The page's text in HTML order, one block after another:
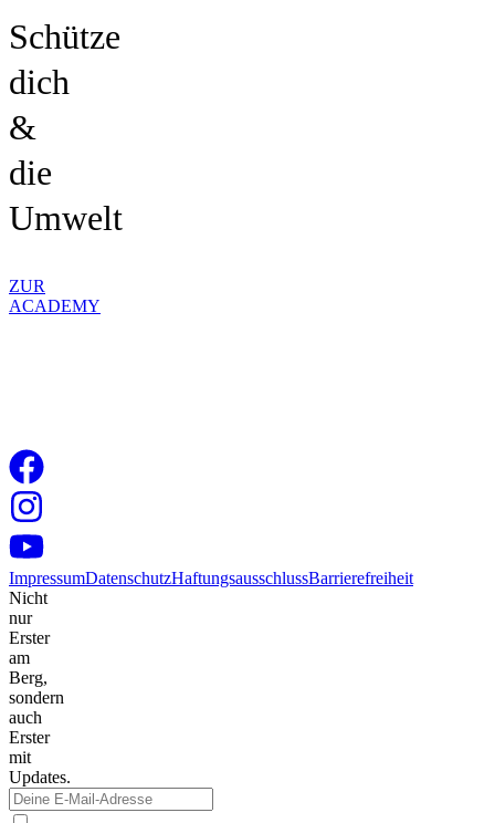
Schütze
dich
&
die
Umwelt
ZUR
ACADEMY
ImpressumDatenschutzHaftungsausschlussBarrierefreiheit
Nicht
nur
Erster
am
Berg,
sondern
auch
Erster
mit
Updates.